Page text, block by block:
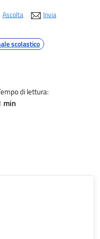
Ascolta Invia
scolastico
di lettura:
min